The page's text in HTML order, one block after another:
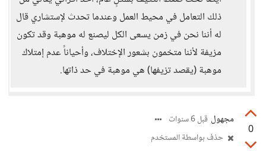
ذلك التعامل في محيط العمل وعندما تحدث لإستشاري قال
له أننا نحن في زمن يسعى الكل ليصنع له موهبة وقد تكون
مزيفة لأننا متخمون بشعور الإختلاف، وأحياناً عدم إمتلاك
موهبة (يقصد تزيفها) هي موهبة في حد ذاتها.
0
مجهول قبل 6 سنوات
حذف بواسطة المستخدم